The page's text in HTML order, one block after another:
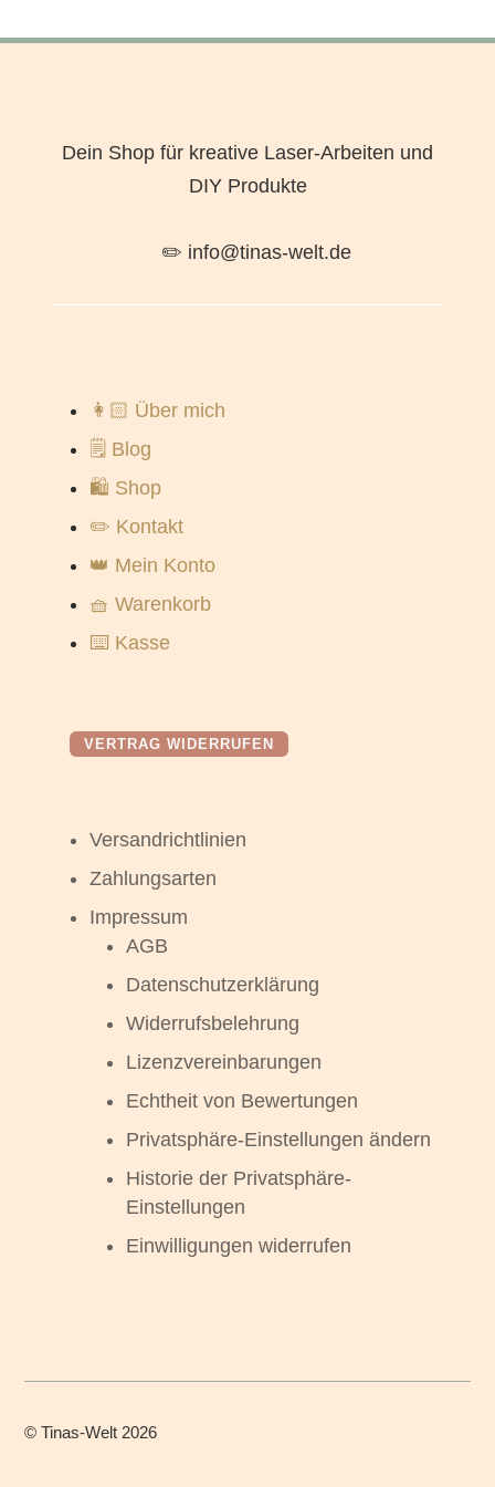
Dein Shop für kreative Laser-Arbeiten und
DIY Produkte
✏️ info@tinas-welt.de
👩🏻 Über mich
🗒️ Blog
🛍️ Shop
✏️ Kontakt
👑 Mein Konto
🧺 Warenkorb
⌨️ Kasse
VERTRAG WIDERRUFEN
Versandrichtlinien
Zahlungsarten
Impressum
AGB
Datenschutzerklärung
Widerrufsbelehrung
Lizenzvereinbarungen
Echtheit von Bewertungen
Privatsphäre-Einstellungen ändern
Historie der Privatsphäre-
Einstellungen
Einwilligungen widerrufen
©Tinas-Welt 2026